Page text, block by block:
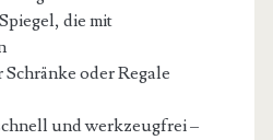
die mit
oder Regale
und werkzeugfrei –